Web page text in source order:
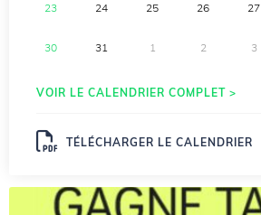
23 24 25 26 27
30 31 1 2 3
VOIR LE CALENDRIER COMPLET >
TÉLÉCHARGER LE CALENDRIER